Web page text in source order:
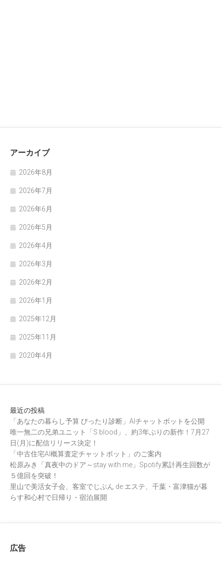
アーカイブ
2026年8月
2026年7月
2026年6月
2026年5月
2026年4月
2026年3月
2026年2月
2026年1月
2025年12月
2025年11月
2020年4月
最近の投稿
「あなたの暮らし予算 ぴったり診断」AIチャットボットを公開
唯一無二の兄弟ユニット「S blood」、約3年ぶりの新作！7月27
日(月)に配信リリース決定！
「中古住宅AI概算査定チャットボット」のご案内
松原みき「真夜中のドア～stay with me」Spotify累計再生回数が
５億回を突破！
里山で美活女子会、客室でじぶん de エステ、千葉・富津猫が暮
らす和心村で日帰り・宿泊展開
広告